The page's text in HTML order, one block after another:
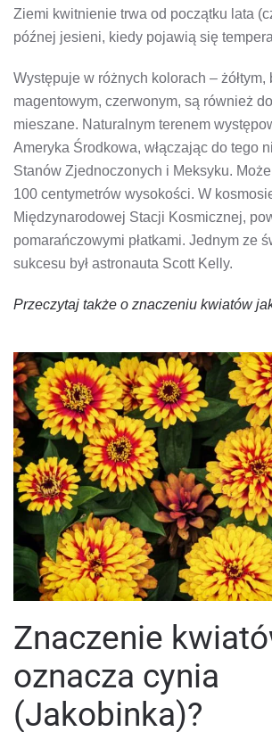
Ziemi kwitnienie trwa od początku lata
późnej jesieni, kiedy pojawią się
Występuje w różnych kolorach – żółtym,
magentowym, czerwonym, są również
mieszane. Naturalnym terenem
Ameryka Środkowa, włączając do tego
Stanów Zjednoczonych i Meksyku.
100 centymetrów wysokości. W
Międzynarodowej Stacji Kosmicznej,
pomarańczowymi płatkami. Jednym ze
sukcesu był astronauta Scott Kelly.
Przeczytaj także o znaczeniu kwiatów
Znaczenie
oznacza cynia
(Jakobinka)?